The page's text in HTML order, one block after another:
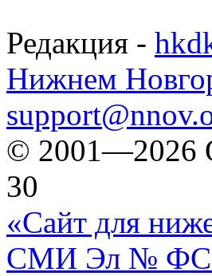
Редакция -
Нижнем
© 2001—2026
30
«Сайт для
СМИ Эл №